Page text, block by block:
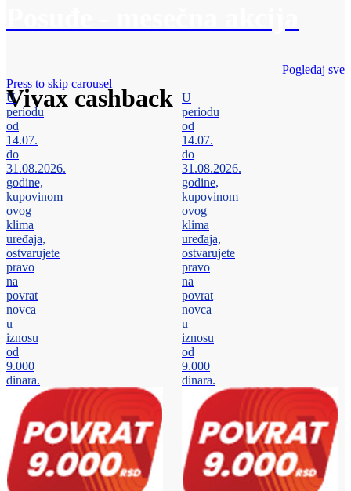
Vivax cashback
Pogledaj sve
Press to skip carousel
U
periodu
od
14.07.
do
31.08.2026.
godine,
kupovinom
ovog
klima
uređaja,
ostvarujete
pravo
na
povrat
novca
u
iznosu
od
9.000
dinara.
U
periodu
od
14.07.
do
31.08.2026.
godine,
kupovinom
ovog
klima
uređaja,
ostvarujete
pravo
na
povrat
novca
u
iznosu
od
9.000
dinara.